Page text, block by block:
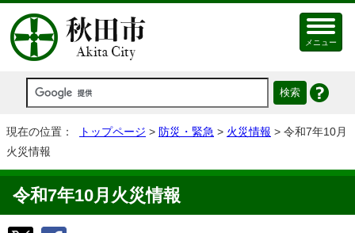
メニュー
現在の位置： トップページ > 防災・緊急 > 火災情報 > 令和7年10月
火災情報
令和7年10月火災情報